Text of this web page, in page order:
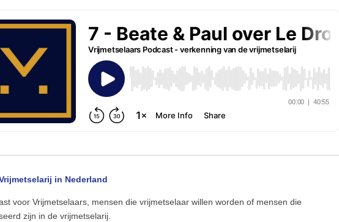
in Nederland
voor Vrijmetselaars, mensen die vrijmetselaar willen worden of mensen die
zijn in de vrijmetselarij.